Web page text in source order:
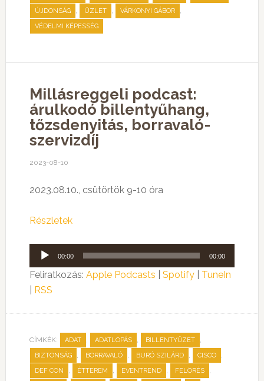
ÚJDONSÁG , ÜZLET , VÁRKONYI GÁBOR ,
VÉDELMI KÉPESSÉG
Millásreggeli podcast:
árulkodó billentyűhang,
tőzsdenyitás, borravaló-
szervizdíj
2023-08-10
2023.08.10., csütörtök 9-10 óra
Részletek
Audió
lejátszó
00:00 00:00
Feliratkozás: Apple Podcasts Spotify| TuneIn
RSS
CÍMKÉK: ADAT , ADATLOPÁS , BILLENTYŰZET ,
BIZTONSÁG , BORRAVALÓ , BURÓ SZILÁRD , CISCO ,
DEF CON , ÉTTEREM , EVENTREND , FELÖRÉS ,